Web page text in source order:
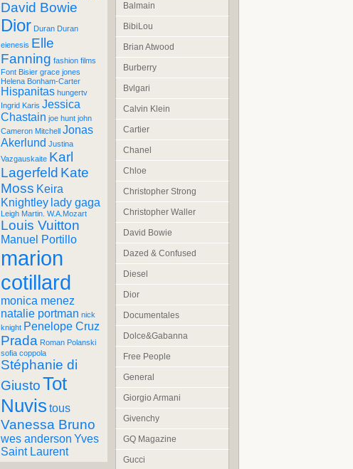
David Bowie
Dior Duran Duran
eienesis Elle
Fanning fashion films
Font Bisier grace jones
Helena Bonham-Carter
Hispanitas hungertv
Ingrid Karis Jessica
Chastain joe hunt john
Cameron Mitchell Jonas
Akerlund Justina
Vazgauskaite Karl
Lagerfeld Kate
Moss Keira
Knightley lady gaga
Leigh Martin. W.A.Mozart
Louis Vuitton
Manuel Portillo
marion
cotillard
monica menez
natalie portman nick
knight Penelope Cruz
Prada Roman Polanski
sofia coppola
Stéphanie di
GiustoTot
Nuvis tous
Vanessa Bruno
wes anderson Yves
Saint Laurent
Balmain
BibiLou
Brian Atwood
Burberry
Bvlgari
Calvin Klein
Cartier
Chanel
Chloe
Christopher Strong
Christopher Waller
David Bowie
Dazed & Confused
Diesel
Dior
Documentales
Dolce&Gabanna
Free People
General
Giorgio Armani
Givenchy
GQ Magazine
Gucci